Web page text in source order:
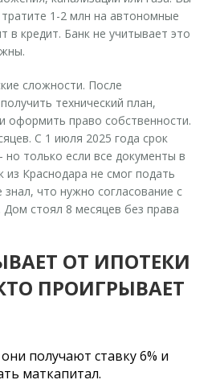
1-2 млн на автономные
в кредит. Банк не учитывает это
сложности. После
технический план,
оформить право собственности.
С 1 июля 2025 года срок
но только если все документы в
из Краснодара не смог подать
что нужно согласование с
стоял 8 месяцев без права
ОТ ИПОТЕКИ
ПРОИГРЫВАЕТ
получают ставку 6% и
маткапитал.